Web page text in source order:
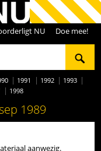
NU Doe mee!
1991 1992
1993
1998
1989
aanwezig.